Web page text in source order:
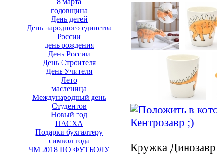
8 марта
годовщина
День детей
День народного единства
России
день рождения
День России
День Строителя
День Учителя
Лето
масленица
Международный день
Студентов
Новый год
ПАСХА
Подарки бухгалтеру
символ года
ЧМ 2018 ПО ФУТБОЛУ
Кружка